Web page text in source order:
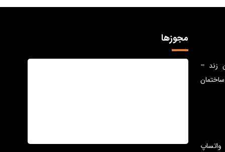
زند –
مجوزها